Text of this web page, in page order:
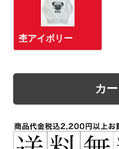
杢アイボリー
カ